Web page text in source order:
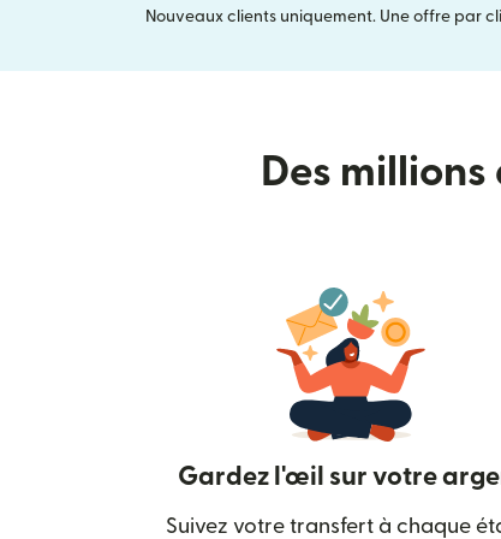
Nouveaux clients uniquement. Une offre par
Des
Gardez l'œil sur votre
Suivez votre transfert à chaque